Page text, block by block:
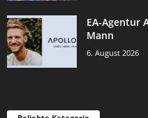
EA-Agentur
Mann
6. August 2026